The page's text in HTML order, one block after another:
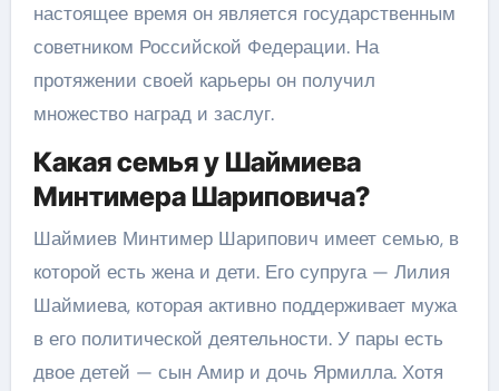
настоящее время он является государственным
советником Российской Федерации. На
протяжении своей карьеры он получил
множество наград и заслуг.
Какая семья у Шаймиева
Минтимера Шариповича?
Шаймиев Минтимер Шарипович имеет семью, в
которой есть жена и дети. Его супруга — Лилия
Шаймиева, которая активно поддерживает мужа
в его политической деятельности. У пары есть
двое детей — сын Амир и дочь Ярмилла. Хотя